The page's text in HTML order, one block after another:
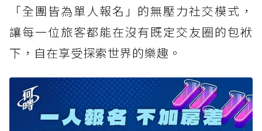
「全團皆為單人報名」的無壓力社交模式，
讓每一位旅客都能在沒有既定交友圈的包袱
下，自在享受探索世界的樂趣。